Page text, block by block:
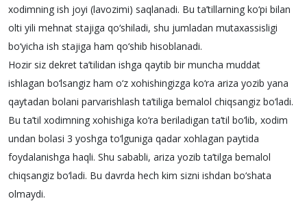
xodimning ish joyi (lavozimi) saqlanadi. Bu ta’tillarning ko‘pi bilan
olti yili mehnat stajiga qo‘shiladi, shu jumladan mutaxassisligi
bo‘yicha ish stajiga ham qo‘shib hisoblanadi.
Hozir siz dekret ta’tilidan ishga qaytib bir muncha muddat
ishlagan bo‘lsangiz ham o‘z xohishingizga ko‘ra ariza yozib yana
qaytadan bolani parvarishlash ta’tiliga bemalol chiqsangiz bo‘ladi.
Bu ta’til xodimning xohishiga ko‘ra beriladigan ta’til bo‘lib, xodim
undan bolasi 3 yoshga to‘lguniga qadar xohlagan paytida
foydalanishga haqli. Shu sababli, ariza yozib ta’tilga bemalol
chiqsangiz bo‘ladi. Bu davrda hech kim sizni ishdan bo‘shata
olmaydi.